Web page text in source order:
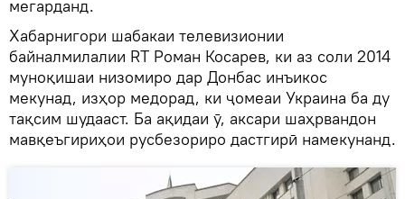
мегарданд.
Хабарнигори шабакаи телевизионии
байналмилалии RT Роман Косарев, ки аз соли 2014
муноқишаи низомиро дар Донбас инъикос
мекунад, изҳор медорад, ки ҷомеаи Украина ба ду
тақсим шудааст. Ба ақидаи ӯ, аксари шаҳрвандон
мавқеъгириҳои русбезориро дастгирӣ намекунанд.